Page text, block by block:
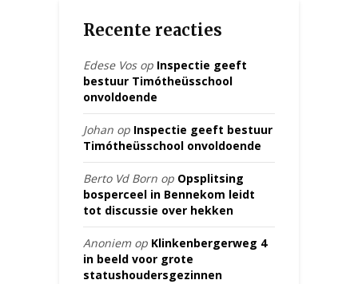
Recente reacties
Edese Vosop Inspectie geeft
bestuur Timótheüsschool
onvoldoende
Johan op Inspectie geeft bestuur
Timótheüsschool onvoldoende
Berto Vd Born op Opsplitsing
bosperceel in Bennekom leidt
tot discussie over hekken
Anoniem op Klinkenbergerweg 4
in beeld voor grote
statushoudersgezinnen